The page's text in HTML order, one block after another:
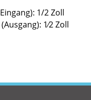
1/2 Zoll
1⁄2 Zoll